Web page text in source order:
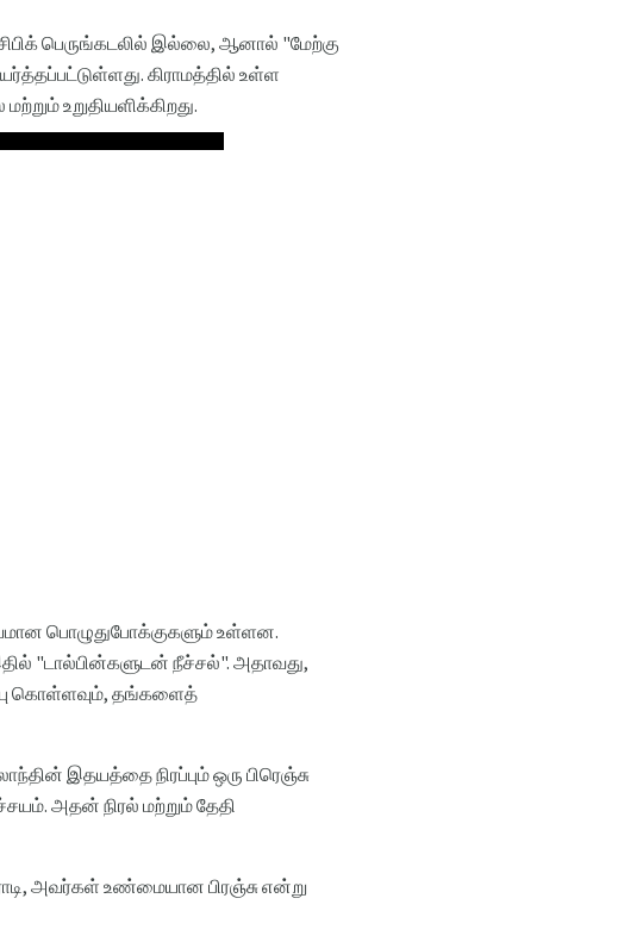
பெருங்கடலில் இல்லை, ஆனால் "மேற்கு
கிராமத்தில் உள்ள
உறுதியளிக்கிறது.
பொழுதுபோக்குகளும் உள்ளன.
"டால்பின்களுடன் நீச்சல்". அதாவது,
கொள்ளவும், தங்களைத்
இதயத்தை நிரப்பும் ஒரு பிரெஞ்சு
அதன் நிரல் மற்றும் தேதி
அவர்கள் உண்மையான பிரஞ்சு என்று